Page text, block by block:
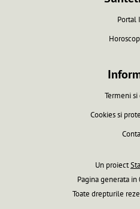
Portal
Termeni
Cookies si
Un proiect
Pagina generata
Toate drepturile